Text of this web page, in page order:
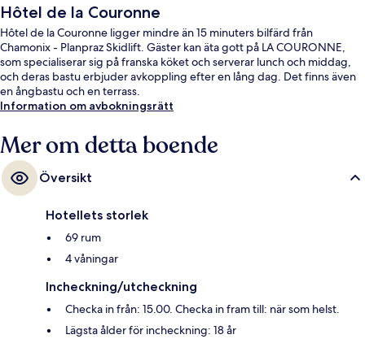
Hôtel de la Couronne
Hôtel de la Couronne ligger mindre än 15 minuters bilfärd från
Chamonix - Planpraz Skidlift. Gäster kan äta gott på LA COURONNE,
som specialiserar sig på franska köket och serverar lunch och middag,
och deras bastu erbjuder avkoppling efter en lång dag. Det finns även
en ångbastu och en terrass.
Information om avbokningsrätt
Mer om detta boende
Översikt
Hotellets storlek
69 rum
4 våningar
Incheckning/utcheckning
Checka in från: 15.00. Checka in fram till: när som helst.
Lägsta ålder för incheckning: 18 år